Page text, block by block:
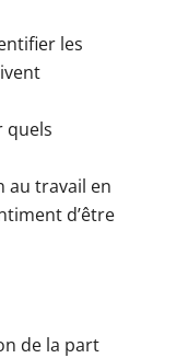
les
quels
au travail en
d’être
de la part